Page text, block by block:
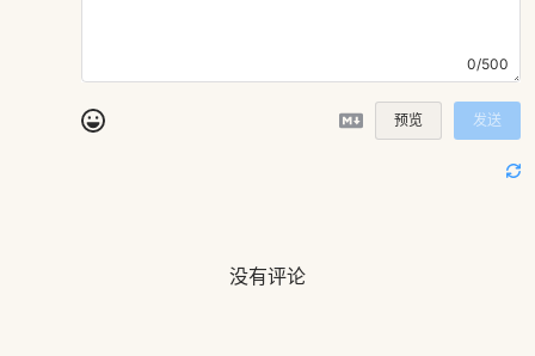
0/500
预览 发送
没有评论